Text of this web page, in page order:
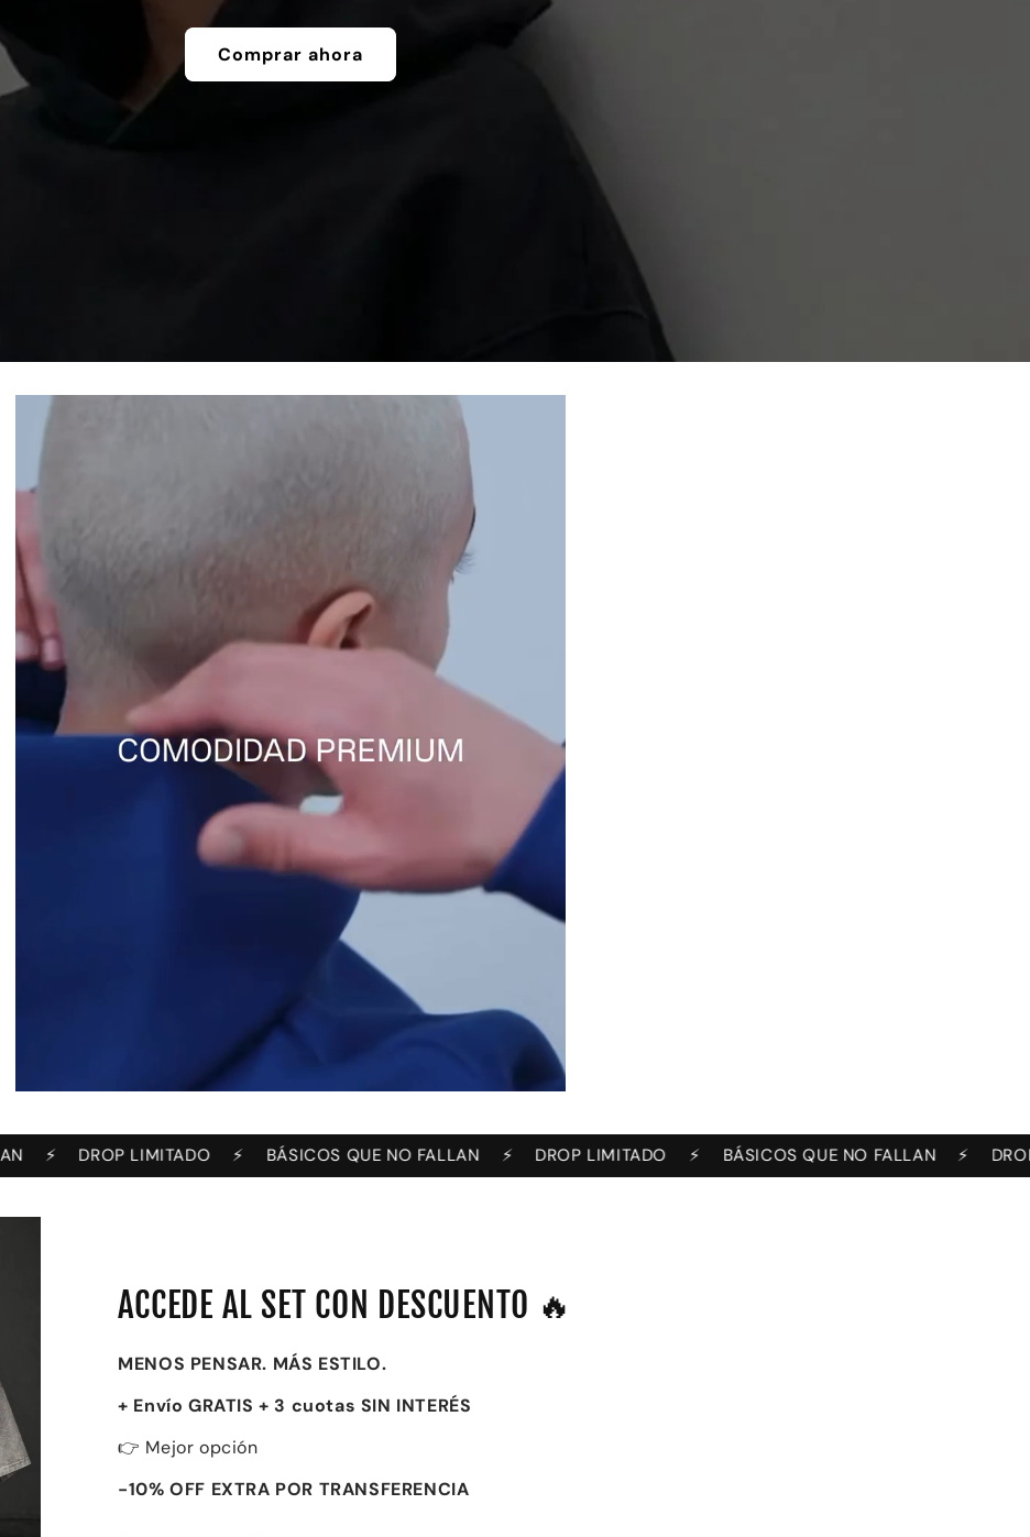
Comprar ahora
DROP LIMITADO ⚡️ BÁSICOS QUE NO FALLAN ⚡️ DROP LIMITADO ⚡️ BÁSICOS QUE NO FALLAN ⚡️ DROP
ACCEDE AL SET CON DESCUENTO 🔥
MENOS PENSAR. MÁS ESTILO.
+ Envío GRATIS + 3 cuotas SIN INTERÉS
👉 Mejor opción
-10% OFF EXTRA POR TRANSFERENCIA